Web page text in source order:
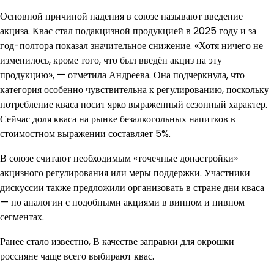
Основной причиной падения в союзе называют введение
акциза. Квас стал подакцизной продукцией в 2025 году и за
год-полтора показал значительное снижение. «Хотя ничего не
изменилось, кроме того, что был введён акциз на эту
продукцию», — отметила Андреева. Она подчеркнула, что
категория особенно чувствительна к регулированию, поскольку
потребление кваса носит ярко выраженный сезонный характер.
Сейчас доля кваса на рынке безалкогольных напитков в
стоимостном выражении составляет 5%.
В союзе считают необходимым «точечные донастройки»
акцизного регулирования или меры поддержки. Участники
дискуссии также предложили организовать в стране дни кваса
— по аналогии с подобными акциями в винном и пивном
сегментах.
Ранее стало известно, В качестве заправки для окрошки
россияне чаще всего выбирают квас.